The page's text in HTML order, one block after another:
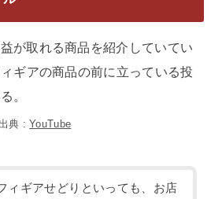
典 :YouTube
ィギアせどりといっても、お店